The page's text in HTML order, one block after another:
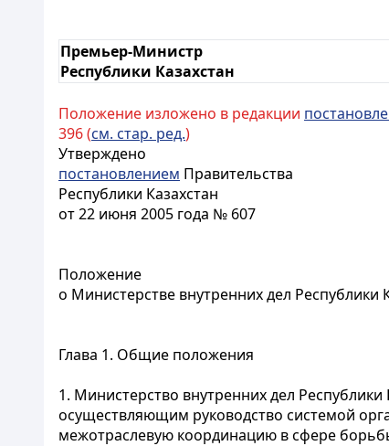
Премьер-Министр
Республики Казахстан
Положение изложено в редакции
396 (см. стар. ред.)
Утверждено
постановлением Правительства
Республики Казахстан
от 22 июня 2005 года № 607
Положение
о Министерстве внутренних дел Республики
Глава 1. Общие положения
1. Министерство внутренних дел
осуществляющим руководство системой
межотраслевую координацию в сфере